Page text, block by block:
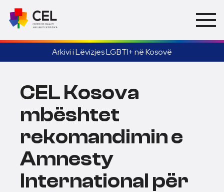
Arkivi i Lëvizjes LGBTI+ në Kosovë
CEL Kosova
mbështet
rekomandimin e
Amnesty
International për